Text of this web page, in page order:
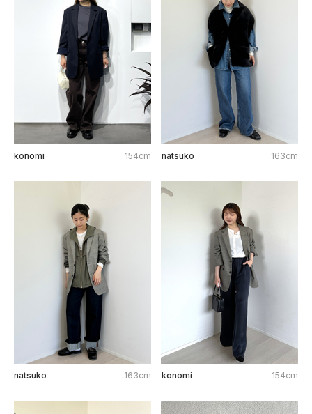
konomi 154cm natsuko 163cm
natsuko 163cm konomi 154cm